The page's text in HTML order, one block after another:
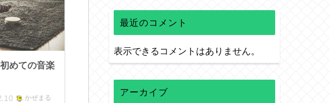
めての音楽
かぜまる
最近のコメント
表示できるコメントはありません。
アーカイブ